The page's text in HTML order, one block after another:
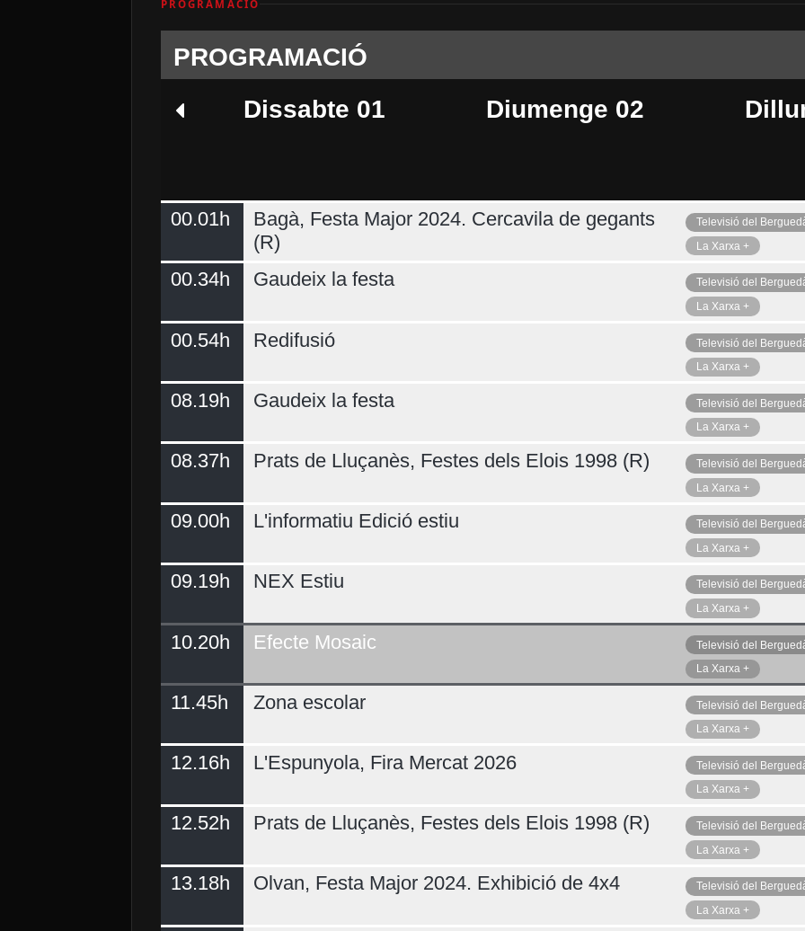
PROGRAMACIÓ
PROGRAMACIÓ
Dissabte 01
Diumenge 02
Dimarts 04 Dimecres 05 Ahir
00.01h
Bagà, Festa Major 2024. Cercavila de gegants
(R)
Televisió del
La Xarxa +
00.34h Gaudeix la festa
Televisió del
La Xarxa +
00.54h Redifusió
Televisió del
La Xarxa +
08.19h Gaudeix la festa
Televisió del
La Xarxa +
08.37h Prats de Lluçanès, Festes dels Elois 1998 (R)
Televisió del
La Xarxa +
09.00h L'informatiu Edició estiu
Televisió del
La Xarxa +
09.19h NEX Estiu
Televisió del
La Xarxa +
10.20h Efecte Mosaic
Televisió del
La Xarxa +
11.45h Zona escolar
Televisió del
La Xarxa +
12.16h L'Espunyola, Fira Mercat 2026
Televisió del
La Xarxa +
12.52h Prats de Lluçanès, Festes dels Elois 1998 (R)
Televisió del
La Xarxa +
13.18h Olvan, Festa Major 2024. Exhibició de 4x4
Televisió del
La Xarxa +